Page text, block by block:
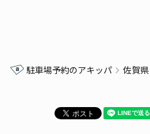
駐車場予約のアキッパ 佐賀県